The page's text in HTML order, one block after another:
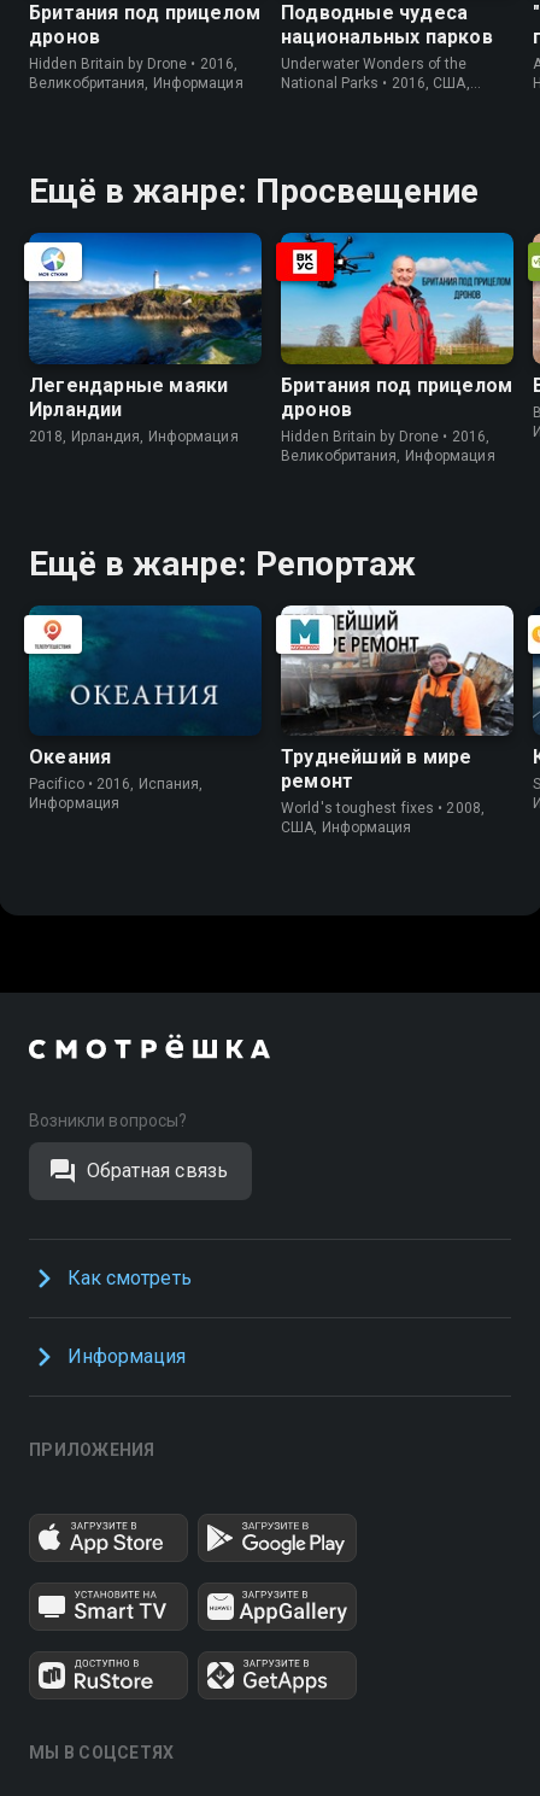
Британия под прицелом
дронов
Hidden Britain by Drone • 2016,
Великобритания, Информация
Подводные чудеса
национальных парков
Underwater Wonders of the
National Parks • 2016, США,
Ещё в жанре: Просвещение
Легендарные маяки
Ирландии
2018, Ирландия, Информация
Британия под прицелом
дронов
Hidden Britain by Drone • 2016,
Великобритания, Информация
Ещё в жанре: Репортаж
Океания
Pacifico • 2016, Испания,
Информация
Труднейший в мире
ремонт
World's toughest fixes • 2008,
США, Информация
Возникли вопросы?
Обратная связь
Как смотреть
Информация
ПРИЛОЖЕНИЯ
МЫ В СОЦСЕТЯХ